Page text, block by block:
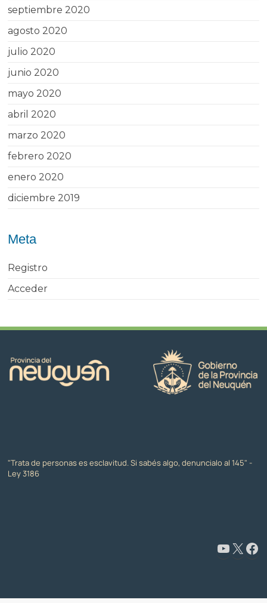
septiembre 2020
agosto 2020
julio 2020
junio 2020
mayo 2020
abril 2020
marzo 2020
febrero 2020
enero 2020
diciembre 2019
Meta
Registro
Acceder
"Trata de personas es esclavitud. Si sabés algo, denuncialo al 145" -
Ley 3186
www.youtube.com/@CapacitaciónyFormaciónNeuquén X Facebook